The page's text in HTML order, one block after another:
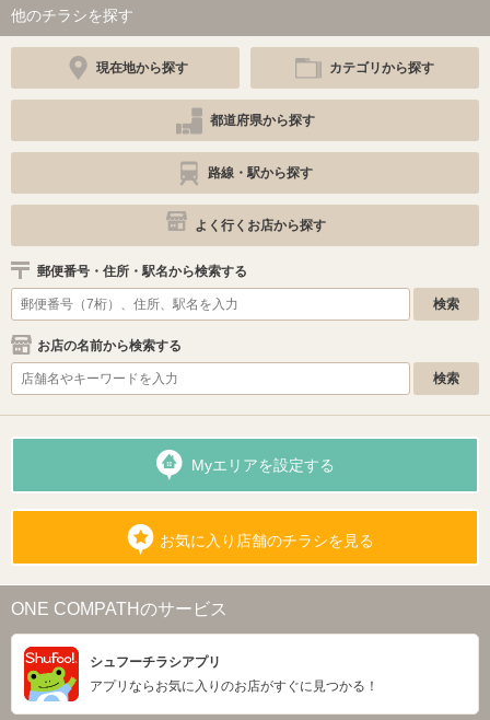
他のチラシを探す
現在地から探す カテゴリから探す
都道府県から探す
路線・駅から探す
よく行くお店から探す
郵便番号・住所・駅名から検索する
お店の名前から検索する
Myエリアを設定する
お気に入り店舗のチラシを見る
ONE COMPATHのサービス
シュフーチラシアプリ
アプリならお気に入りのお店がすぐに見つかる！